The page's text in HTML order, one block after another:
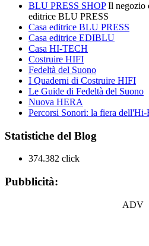
BLU PRESS SHOPIl negozio
editrice BLU PRESS
Casa editrice BLU PRESS
Casa editrice EDIBLU
Casa HI-TECH
Costruire HIFI
Fedeltà del Suono
I Quaderni di Costruire HIFI
Le Guide di Fedeltà del Suono
Nuova HERA
Percorsi Sonori: la fiera dell'Hi-
Statistiche del Blog
374.382 click
Pubblicità:
ADV